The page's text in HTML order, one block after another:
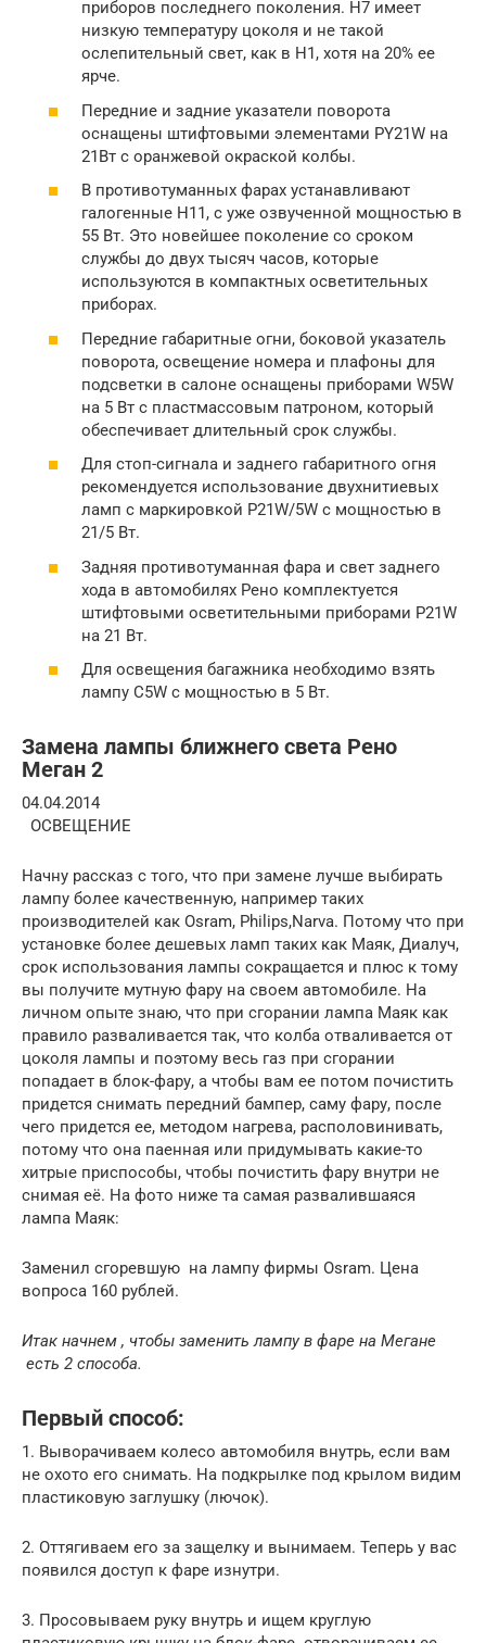
приборов последнего поколения. Н7 имеет
низкую температуру цоколя и не такой
ослепительный свет, как в Н1, хотя на 20% ее
ярче.
Передние и задние указатели поворота
оснащены штифтовыми элементами PY21W на
21Вт с оранжевой окраской колбы.
В противотуманных фарах устанавливают
галогенные Н11, с уже озвученной мощностью в
55 Вт. Это новейшее поколение со сроком
службы до двух тысяч часов, которые
используются в компактных осветительных
приборах.
Передние габаритные огни, боковой указатель
поворота, освещение номера и плафоны для
подсветки в салоне оснащены приборами W5W
на 5 Вт с пластмассовым патроном, который
обеспечивает длительный срок службы.
Для стоп-сигнала и заднего габаритного огня
рекомендуется использование двухнитиевых
ламп с маркировкой P21W/5W с мощностью в
21/5 Вт.
Задняя противотуманная фара и свет заднего
хода в автомобилях Рено комплектуется
штифтовыми осветительными приборами P21W
на 21 Вт.
Для освещения багажника необходимо взять
лампу C5W с мощностью в 5 Вт.
Замена лампы ближнего света Рено
Меган 2
04.04.2014
ОСВЕЩЕНИЕ
Начну рассказ с того, что при замене лучше выбирать
лампу более качественную, например таких
производителей как Osram, Philips,Narva. Потому что при
установке более дешевых ламп таких как Маяк, Диалуч,
срок использования лампы сокращается и плюс к тому
вы получите мутную фару на своем автомобиле. На
личном опыте знаю, что при сгорании лампа Маяк как
правило разваливается так, что колба отваливается от
цоколя лампы и поэтому весь газ при сгорании
попадает в блок-фару, а чтобы вам ее потом почистить
придется снимать передний бампер, саму фару, после
чего придется ее, методом нагрева, располовинивать,
потому что она паенная или придумывать какие-то
хитрые приспособы, чтобы почистить фару внутри не
снимая её. На фото ниже та самая развалившаяся
лампа Маяк:
Заменил сгоревшую на лампу фирмы Osram. Цена
вопроса 160 рублей.
Итак начнем , чтобы заменить лампу в фаре на Мегане
есть 2 способа.
Первый способ:
1. Выворачиваем колесо автомобиля внутрь, если вам
не охото его снимать. На подкрылке под крылом видим
пластиковую заглушку (лючок).
2. Оттягиваем его за защелку и вынимаем. Теперь у вас
появился доступ к фаре изнутри.
3. Просовываем руку внутрь и ищем круглую